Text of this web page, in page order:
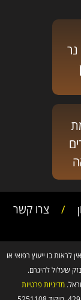
/ צרו קשר
בו ייעוץ רפואי או
שעלול להיגרם.
מדיניות פרטיות